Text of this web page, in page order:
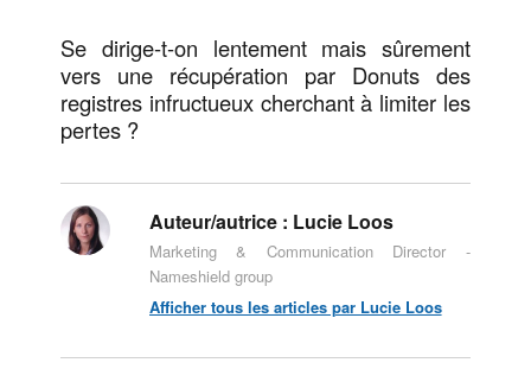
Se dirige-t-on lentement mais sûrement
vers une récupération par Donuts des
registres infructueux cherchant à limiter les
pertes ?
Auteur/autrice : Lucie Loos
Marketing & Communication Director -
Nameshield group
Afficher tous les articles par Lucie Loos